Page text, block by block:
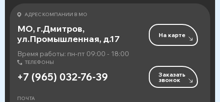
АДРЕС КОМПАНИИ В МО
МО, г.Дмитров,
ул.Промышленная, д.17
Время работы: пн-пт 09:00 - 18:00
На карте
ТЕЛЕФОНЫ
+7 (965) 032-76-39 Заказать
звонок
ПОЧТА